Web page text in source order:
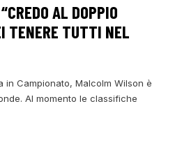
AL DOPPIO
TENERE TUTTI NEL
in Campionato, Malcolm Wilson è
Al momento le classifiche